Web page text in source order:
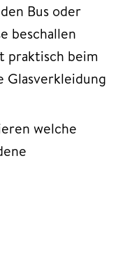
Bus oder
beschallen
praktisch beim
Glasverkleidung
welche